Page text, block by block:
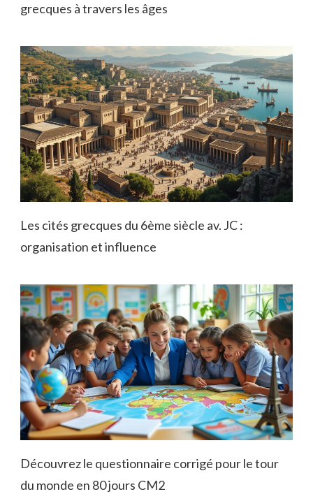
grecques à travers les âges
Les cités grecques du 6ème siècle av. JC :
organisation et influence
Découvrez le questionnaire corrigé pour le tour
du monde en 80 jours CM2